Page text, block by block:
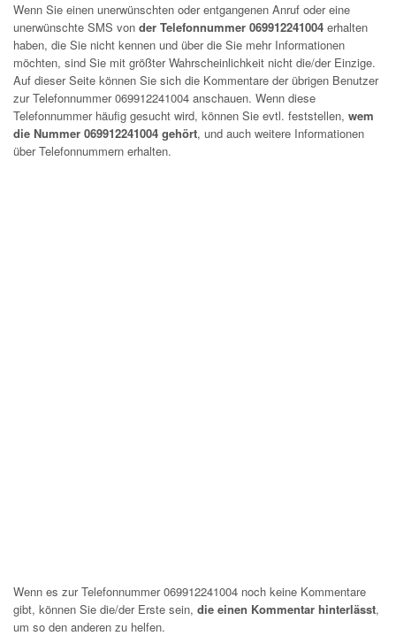
Wenn Sie einen unerwünschten oder entgangenen Anruf oder eine
unerwünschte SMS von der Telefonnummer 069912241004 erhalten
haben, die Sie nicht kennen und über die Sie mehr Informationen
möchten, sind Sie mit größter Wahrscheinlichkeit nicht die/der Einzige.
Auf dieser Seite können Sie sich die Kommentare der übrigen Benutzer
zur Telefonnummer069912241004 anschauen. Wenn diese
Telefonnummer häufig gesucht wird, können Sie evtl. feststellen, wem
die Nummer 069912241004 gehört, und auch weitere Informationen
über Telefonnummern erhalten.
Wenn es zur Telefonnummer 069912241004 noch keine Kommentare
gibt, können Sie die/der Erste sein, die einen Kommentar hinterlässt,
um so den anderen zu helfen.